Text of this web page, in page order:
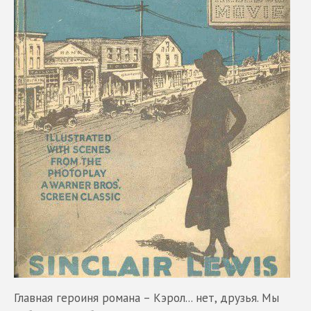
Главная героиня романа – Кэрол... нет, друзья. Мы